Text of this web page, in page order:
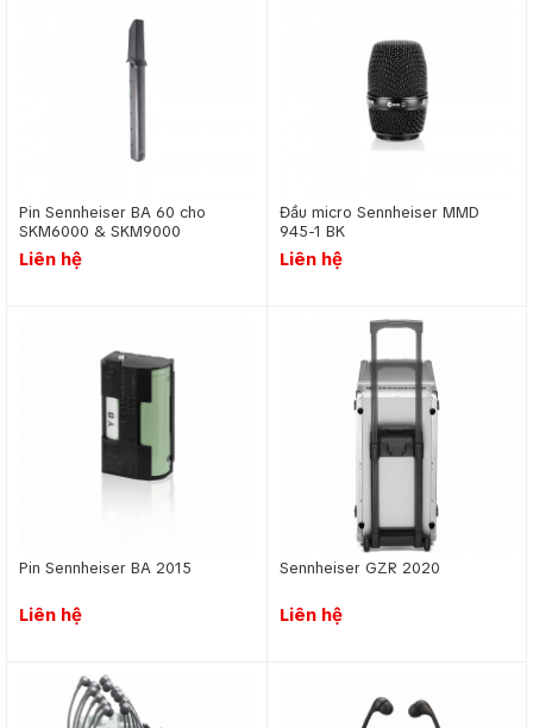
Chúng tôi thường xuyên có những chương trình khuyến
mại, tri ân khách hàng, các thẻ voucher giảm giá trực
tiếp dành tặng khách hàng thân thiết của công ty.
Thái độ phục vụ tận tình, chu đáo, chính sách bảo
hành, hậu mãi dài hạn, khách hàng sẽ yên tâm khi mua
Đặt hàng, liên hệ dễ dàng thông qua hệ thống chi
vui lòng liên hệ 0904.38.28.58 hoặc email kd@tca.vn .
Trân trọng cảm ơn quý khách hàng đã ủng hộ TCA – Trường
Chính Audio trong thời gian qua.
Phụ kiện chân micro, đầu kẹp micro, vỏ micro, vỏ
bọc thân micro, vỏ bọc micro, chống lăn micro, vỏ
bọc micro khong day, đầu bọc micro
Pin Sennheiser BA 60 cho
SKM6000 & SKM9000
Liên hệ
Đầu micro Sennheiser MMD
945-1 BK
Liên hệ
Pin Sennheiser BA 2015
Liên hệ
Sennheiser GZR 2020
Liên hệ